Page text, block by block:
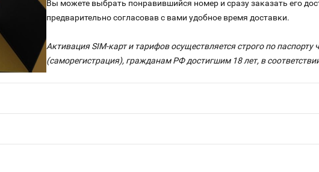
Вы можете выбрать понравившийся номер и сразу заказать его
предварительно согласовав с вами удобное время доставки.
Активация SIM-карт и тарифов осуществляется строго по
(саморегистрация), гражданам РФ достигшим 18 лет, в